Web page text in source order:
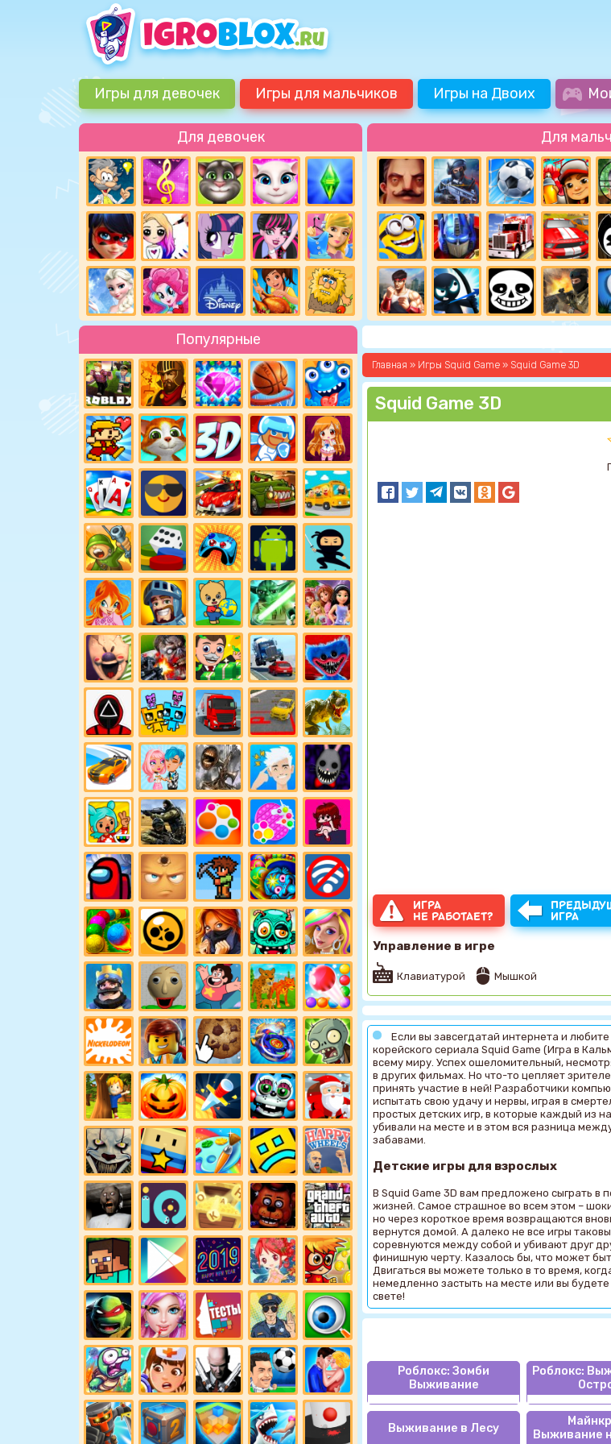
Игры для девочек Игры для мальчиков Игры на Двоих
Для девочек Для
Популярные
Главная » Игры Squid Game » Squid Game 3D
Squid Game 3D
ИГРА
НЕ РАБОТАЕТ?
ИГРА
Управление в игре
Клавиатурой Мышкой
Если вы завсегдатай интернета и
корейского сериала Squid Game (Игра в
всему миру. Успех ошеломительный,
в других фильмах. Но что-то цепляет
принять участие в ней! Разработчики
испытать свою удачу и нервы, играя в
простых детских игр, в которые каждый из
убивали на месте и в этом вся разница
забавами.
Детские игры для взрослых
В Squid Game 3D вам предложено сыграть в
жизней. Самое страшное во всем этом –
но через короткое время возвращаются
вернутся домой. А далеко не все игры
соревнуются между собой и убивают друг
финишную черту. Казалось бы, что может
Двигаться вы можете только в то время,
немедленно застыть на месте или вы
свете!
Роблокс: Зомби
Выживание
Роблокс:
Выживание в Лесу
Выживание